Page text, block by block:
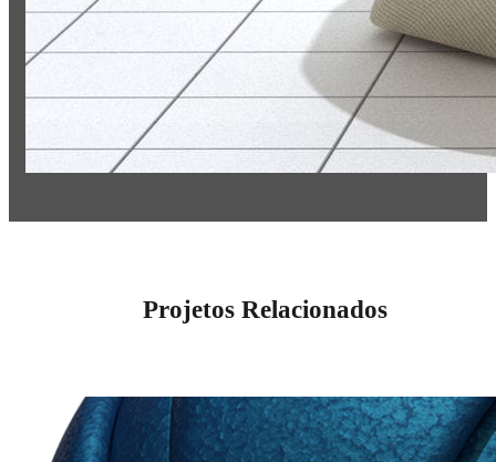
Projetos Relacionados